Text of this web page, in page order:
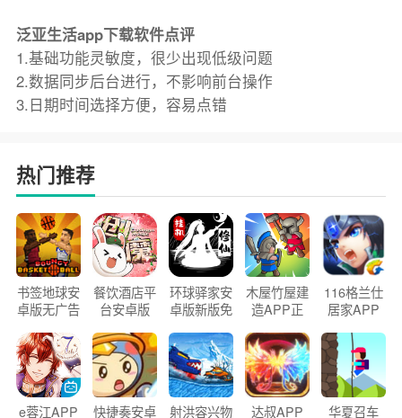
泛亚生活app下载软件点评
1.基础功能灵敏度，很少出现低级问题
2.数据同步后台进行，不影响前台操作
3.日期时间选择方便，容易点错
热门推荐
书签地球安
卓版无广告
餐饮酒店平
台安卓版
环球驿家安
卓版新版免
木屋竹屋建
造APP正
116格兰仕
居家APP
e蓉江APP 快捷奏安卓 射洪容兴物 达叔APP 华夏召车